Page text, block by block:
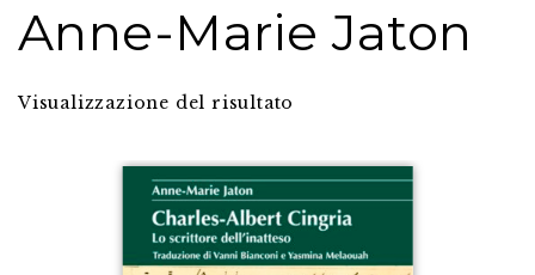
Anne-Marie Jaton
Visualizzazione del risultato